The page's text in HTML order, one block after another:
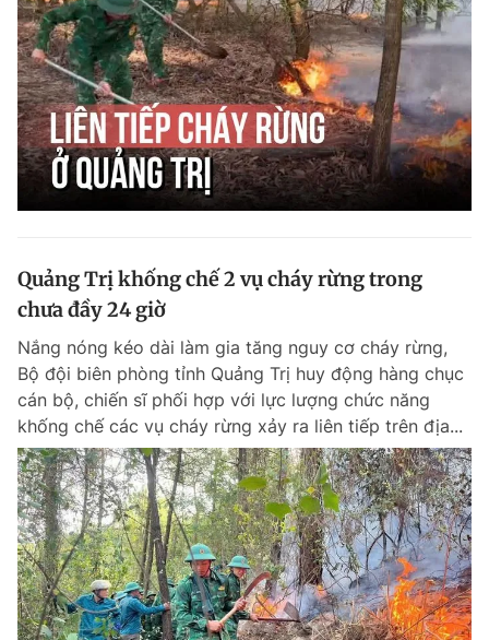
Quảng Trị khống chế 2 vụ cháy rừng trong
chưa đầy 24 giờ
Nắng nóng kéo dài làm gia tăng nguy cơ cháy rừng,
Bộ đội biên phòng tỉnh Quảng Trị huy động hàng chục
cán bộ, chiến sĩ phối hợp với lực lượng chức năng
khống chế các vụ cháy rừng xảy ra liên tiếp trên địa...